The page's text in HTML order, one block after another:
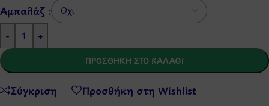
Αμπαλάζ :
-
+
ΠΡΟΣΘΉΚΗ ΣΤΟ ΚΑΛΆΘΙ
Σύγκριση Προσθήκη στη Wishlist